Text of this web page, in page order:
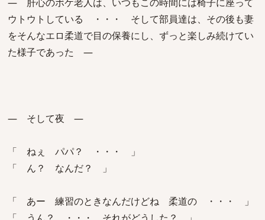
ウトウトしている ・・・ そして部員達は、その後も妻
をそんなエロ柔道で目の保養にし、ずっと楽しみ続けてい
た様子であった ―
― そして夜 ―
「 ねぇ パパ？ ・・・ 」
「 ん？ なんだ？ 」
「 あー 練習のときなんだけどね 柔道の ・・・ 」